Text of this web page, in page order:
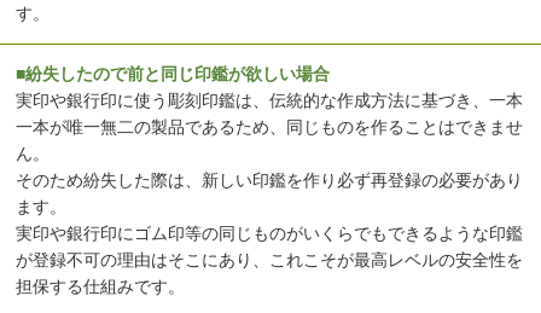
す。
■紛失したので前と同じ印鑑が欲しい場合
実印や銀行印に使う彫刻印鑑は、伝統的な作成方法に基づき、一本
一本が唯一無二の製品であるため、同じものを作ることはできませ
ん。
そのため紛失した際は、新しい印鑑を作り必ず再登録の必要があり
ます。
実印や銀行印にゴム印等の同じものがいくらでもできるような印鑑
が登録不可の理由はそこにあり、これこそが最高レベルの安全性を
担保する仕組みです。